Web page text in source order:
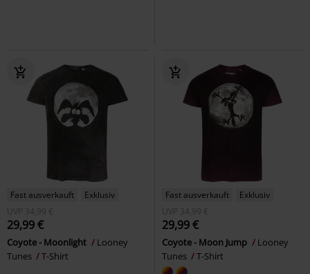
Fast ausverkauft
Exklusiv
UVP
34,99 €
29,99 €
Coyote - Moonlight
Looney
Tunes
T-Shirt
Fast ausverkauft
Exklusiv
UVP
34,99 €
29,99 €
Coyote - Moon Jump
Looney
Tunes
T-Shirt